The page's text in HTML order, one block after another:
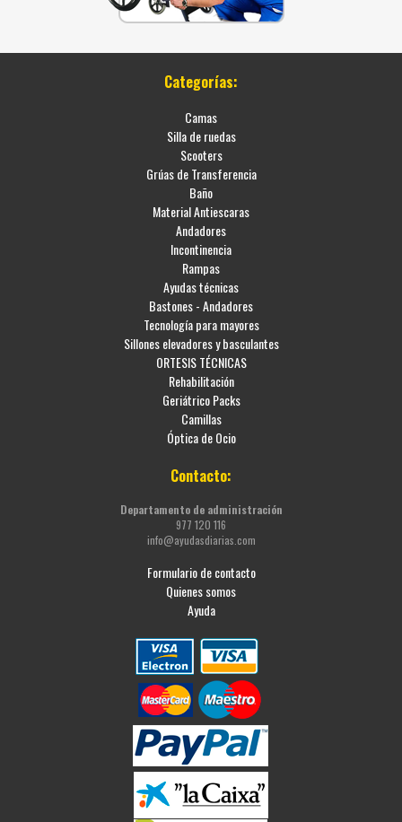
Categorías:
Camas
Silla de ruedas
Scooters
Grúas de Transferencia
Baño
Material Antiescaras
Andadores
Incontinencia
Rampas
Ayudas técnicas
Bastones - Andadores
Tecnología para mayores
Sillones elevadores y basculantes
ORTESIS TÉCNICAS
Rehabilitación
Geriátrico Packs
Camillas
Óptica de Ocio
Contacto:
Departamento de administración
977 120 116
info@ayudasdiarias.com
Formulario de contacto
Quienes somos
Ayuda